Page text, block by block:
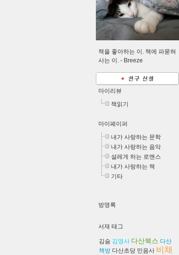
책을 좋아하는 이. 책에 파묻혀
사는 이. - Breeze
마이리뷰
책읽기
마이페이퍼
내가 사랑하는 문학
내가 사랑하는 음악
설레게 하는 로맨스
내가 사랑하는 책
기타
방명록
서재 태그
김숨 김영사 다산북스 다산
책방 다산초당 민음사 비채